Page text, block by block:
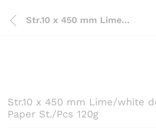
Str.10 x 450 mm Lime/white dots 60 St. Paper St./Pcs 120g
Str.10 x 450 mm Lime/white
Paper St./Pcs 120g